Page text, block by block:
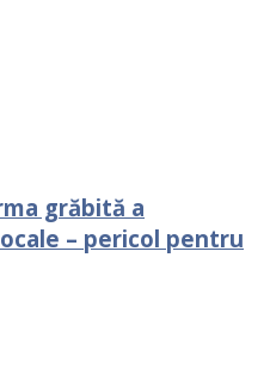
grăbită a
– pericol pentru